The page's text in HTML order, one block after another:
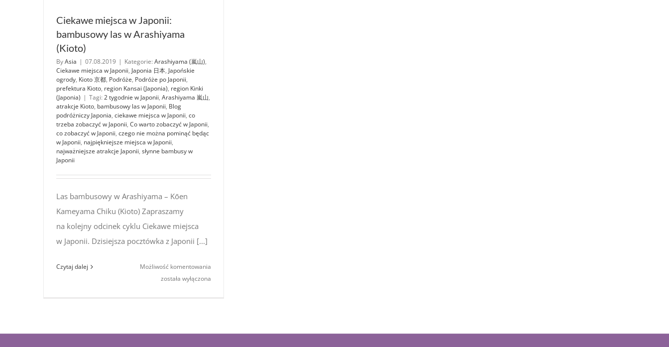
Ciekawe miejsca w Japonii:
bambusowy las w Arashiyama
(Kioto)
ByAsia | 07.08.2019 | Kategorie: Arashiyama (嵐山),
Ciekawe miejsca w Japonii, Japonia 日本, Japońskie
ogrody, Kioto 京都, Podróże, Podróże po Japonii,
prefektura Kioto, region Kansai (Japonia), region Kinki
(Japonia) | Tagi: 2 tygodnie w Japonii, Arashiyama 嵐山,
atrakcje Kioto, bambusowy las w Japonii, Blog
podróżniczy Japonia, ciekawe miejsca w Japonii, co
trzeba zobaczyć w Japonii, Co warto zobaczyć w Japonii,
co zobaczyć w Japonii, czego nie można pominąć będąc
w Japonii, najpiękniejsze miejsca w Japonii,
najważniejsze atrakcje Japonii, słynne bambusy w
Japonii
Las bambusowy w Arashiyama – Kōen
Kameyama Chiku (Kioto) Zapraszamy
na kolejny odcinek cyklu Ciekawe miejsca
w Japonii. Dzisiejsza pocztówka z Japonii [...]
Czytaj dalej Możliwość komentowania
została wyłączona